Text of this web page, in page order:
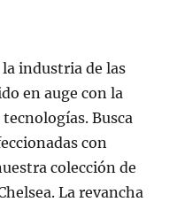
industria de las
en auge con la
Busca
con
colección de
La revancha